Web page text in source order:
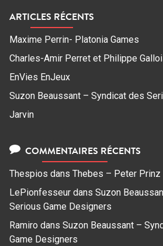
ARTICLES RÉCENTS
Maxime Perrin- Platonia Games
Charles-Amir Perret et Philippe
EnVies EnJeux
Suzon Beaussant – Syndicat des
Jarvin
COMMENTAIRES RÉCENTS
Thespios dans Thebes – Peter Prinz
LePionfesseur dans Suzon
Serious Game Designers
Ramiro dans Suzon Beaussant –
Game Designers